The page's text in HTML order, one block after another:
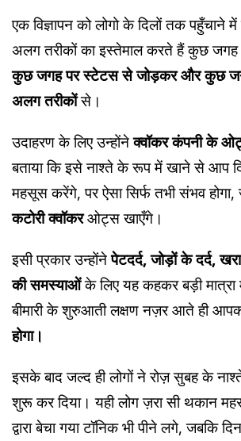
एक विज्ञापन को लोगो के दिलों तक पहुँचाने
अलग तरीकों का इस्तेमाल करते हैं कुछ जगह
कुछ जगह पर स्टेटस से जोड़कर और कुछ
अलग तरीकोंसे।
उदाहरण के लिए उन्होंनेक्वॉकर कंपनी के
बताया कि इसे नाश्ते के रूप में खाने से आप
महसूस करेंगे, पर ऐसा सिर्फ तभी संभव
कटोरी क्वॉकरओट्स खाएँगे।
इसी प्रकार उन्होंनेपेटदर्द, जोड़ों के दर्द,
की समस्याओंके लिए यह कहकर बड़ी
बीमारी के शुरुआती लक्षण नज़र आते ही
होगा।
इसके बाद जल्द ही लोगों ने रोज़ सुबह के
शुरू कर दिया। यही लोग ज़रा सी थकान
द्वारा बेचा गया टॉनिक भी पीने लगे, जबकि